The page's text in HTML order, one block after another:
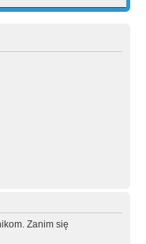
Zanim się